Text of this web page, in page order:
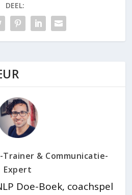
DEEL:
Trainer & Communicatie-
Expert
Doe-Boek, coachspel